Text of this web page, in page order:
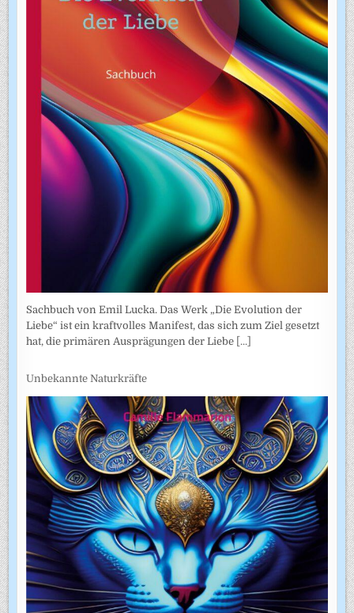
Sachbuch von Emil Lucka. Das Werk „Die Evolution der
Liebe“ ist ein kraftvolles Manifest, das sich zum Ziel gesetzt
hat, die primären Ausprägungen der Liebe [...]
Unbekannte Naturkräfte